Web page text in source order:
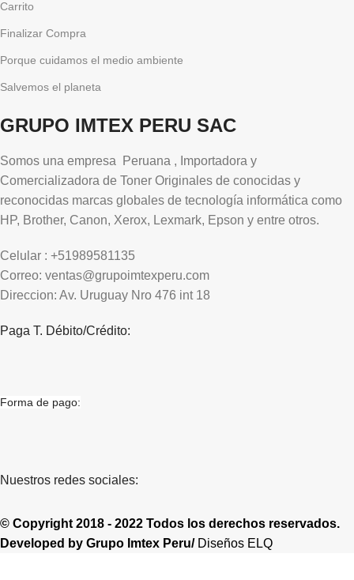
Carrito
Finalizar Compra
Porque cuidamos el medio ambiente
Salvemos el planeta
GRUPO IMTEX PERU SAC
Somos una empresa Peruana , Importadora y
Comercializadora de Toner Originales de conocidas y
reconocidas marcas globales de tecnología informática como
HP, Brother, Canon, Xerox, Lexmark, Epson y entre otros.
Celular : +51989581135
Correo: ventas@grupoimtexperu.com
Direccion: Av. Uruguay Nro 476 int 18
Paga T. Débito/Crédito:
Forma de pago:
Nuestros redes sociales:
© Copyright 2018 - 2022 Todos los derechos reservados.
Developed by Grupo Imtex Peru/ Diseños ELQ